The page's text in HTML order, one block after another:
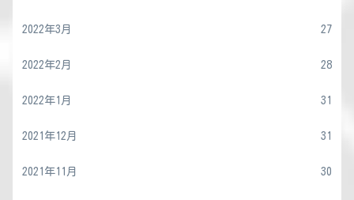
2022年3月 27
2022年2月 28
2022年1月 31
2021年12月 31
2021年11月 30